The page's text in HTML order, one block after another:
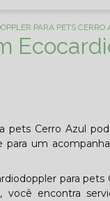
PARA PETS CERRO
pets Cerro Azul
para um
para
encontra